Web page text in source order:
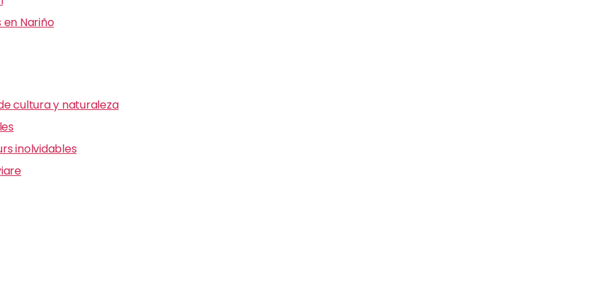
Nariño
cultura y naturaleza
inolvidables